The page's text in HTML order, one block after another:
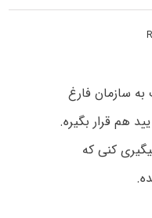
به سازمان فارغ
هم قرار بگیره.
کنی که